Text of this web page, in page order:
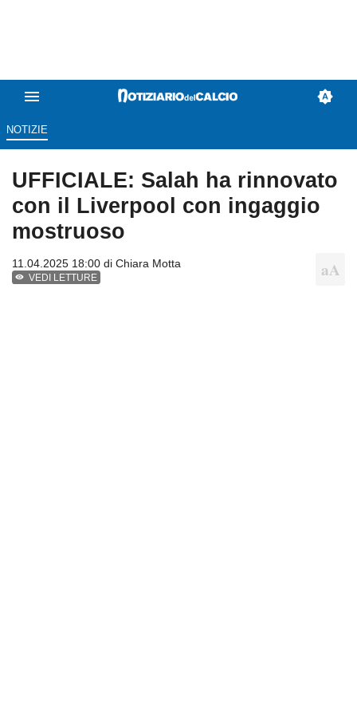
NOTIZIE
UFFICIALE: Salah ha rinnovato
con il Liverpool con ingaggio
mostruoso
11.04.2025 18:00 di Chiara Motta
VEDI LETTURE